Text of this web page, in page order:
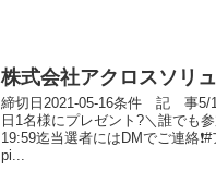
株式会社アクロスソリ
締切日2021-05-16条件 記 事5/
日1名様にプレゼント?＼誰でも
19:59迄当選者にはDMでご連絡
pi...